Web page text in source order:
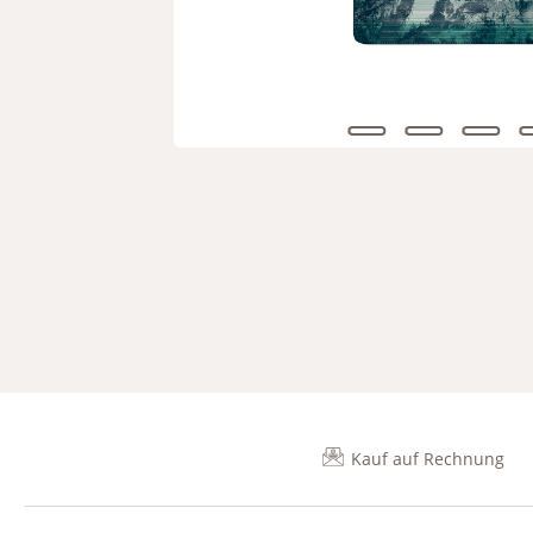
Kauf auf Rechnung